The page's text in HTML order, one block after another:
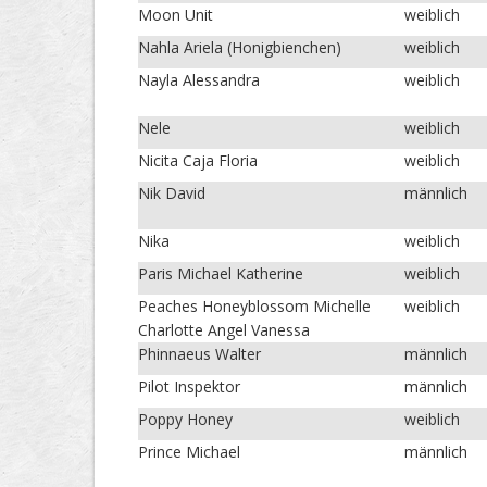
Moon Unit
weiblich
Nahla Ariela (Honigbienchen)
weiblich
Nayla Alessandra
weiblich
Nele
weiblich
Nicita Caja Floria
weiblich
Nik David
männlich
Nika
weiblich
Paris Michael Katherine
weiblich
Peaches Honeyblossom Michelle
Charlotte Angel Vanessa
weiblich
Phinnaeus Walter
männlich
Pilot Inspektor
männlich
Poppy Honey
weiblich
Prince Michael
männlich